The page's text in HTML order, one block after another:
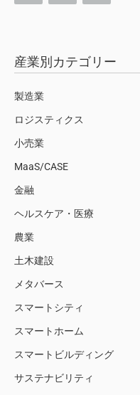
産業別カテゴリー
製造業
ロジスティクス
小売業
MaaS/CASE
金融
ヘルスケア・医療
農業
土木建設
メタバース
スマートシティ
スマートホーム
スマートビルディング
サステナビリティ